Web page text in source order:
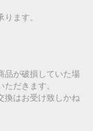
ます。
品が破損していた場
だきます。
換はお受け致しかね